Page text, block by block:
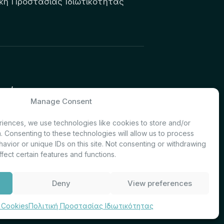
Manage Consent
we use technologies like cookies to store and/or
Consenting to these technologies will allow us to process
or unique IDs on this site. Not consenting or withdrawing
certain features and functions.
Deny View preferences
CookiesΠολιτική Προστασίας Ιδιωτικότητας
Investor Relations – Τμήμα
ΑΡ.Γ.Ε.ΜΗ:003882701000